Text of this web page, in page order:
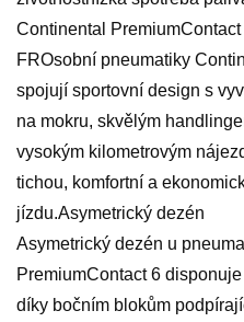
Continental
FROsobní pneumatiky
spojují sportovní design s
na mokru, skvělým
vysokým kilometrovým
tichou, komfortní a
jízdu.Asymetrický dezén
Asymetrický dezén u
PremiumContact 6
díky bočním blokům